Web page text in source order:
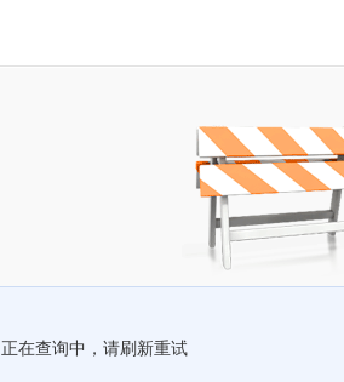
正在查询中，请刷新重试